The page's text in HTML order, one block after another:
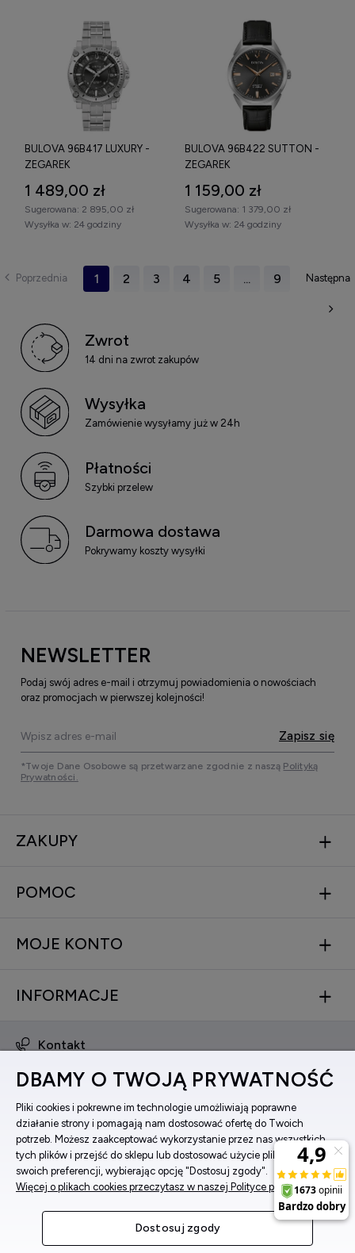
BULOVA 96B417 LUXURY -
ZEGAREK
1 489,00 zł
Wysyłka w: 24 godziny
Sugerowana: 2 895,00 zł
BULOVA 96B422 SUTTON -
ZEGAREK
1 159,00 zł
Wysyłka w: 24 godziny
Sugerowana: 1 379,00 zł
1 2 3 4 5 ... 9
Zwrot
14 dni na zwrot zakupów
Wysyłka
Zamówienie wysyłamy już w 24h
Płatności
Szybki przelew
Darmowa dostawa
Pokrywamy koszty wysyłki
NEWSLETTER
Podaj swój adres e-mail i otrzymuj powiadomienia o nowościach
oraz promocjach w pierwszej kolejności!
Zapisz się
*Twoje Dane Osobowe są przetwarzane zgodnie z naszą Polityką
Prywatności.
ZAKUPY
POMOC
MOJE KONTO
INFORMACJE
Kontakt
573 560 761
ul. Bema 5, 33-100 Tarnów, woj. małopolskie
Facebook
Instagram
Sklep internetowy Shoper Premium
DBAMY O TWOJĄ PRYWATNOŚĆ
Pliki cookies i pokrewne im technologie umożliwiają poprawne
działanie strony i pomagają nam dostosować ofertę do Twoich
potrzeb. Możesz zaakceptować wykorzystanie przez nas wszystkich
tych plików i przejść do sklepu lub dostosować użycie plików do
swoich preferencji, wybierając opcję "Dostosuj zgody".
Więcej o plikach cookies przeczytasz w naszej Polityce prywatności.
Dostosuj zgody